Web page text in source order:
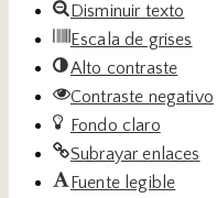
Disminuir texto
Escala de grises
Alto contraste
Contraste negativo
Fondo claro
Subrayar enlaces
Fuente legible